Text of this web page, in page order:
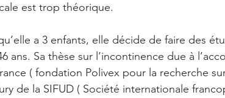
est trop théorique.
a 3 enfants, elle décide de faire des
ans. Sa thèse sur l’incontinence due à
( fondation Polivex pour la recherche
de la SIFUD ( Société internationale